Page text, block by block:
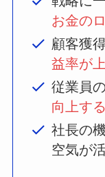
お金の
顧客獲
益率が
従業員の
向上する
社長の
空気が